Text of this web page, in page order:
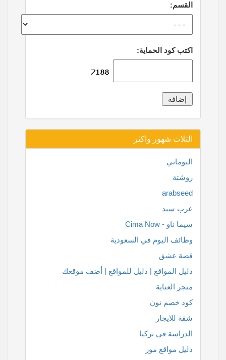
القسم:
اكتب كود الحماية:
الثلاث شهور واكثر
البوماتي
روشتة
arabseed
عرب سيد
سيما ناو - Cima Now
وظائف اليوم في السعودية
قصة عشق
دليل المواقع | دليل للمواقع | أضف موقعك
متجر العناية
كود خصم نون
شقة للايجار
الدراسة في تركيا
دليل مواقع مور